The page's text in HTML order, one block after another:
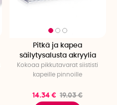
Pitkä ja kapea
säilytysalusta akryylia
Kokoaa pikkutavarat siististi
kapeille pinnoille
14.34 € 19.03 €